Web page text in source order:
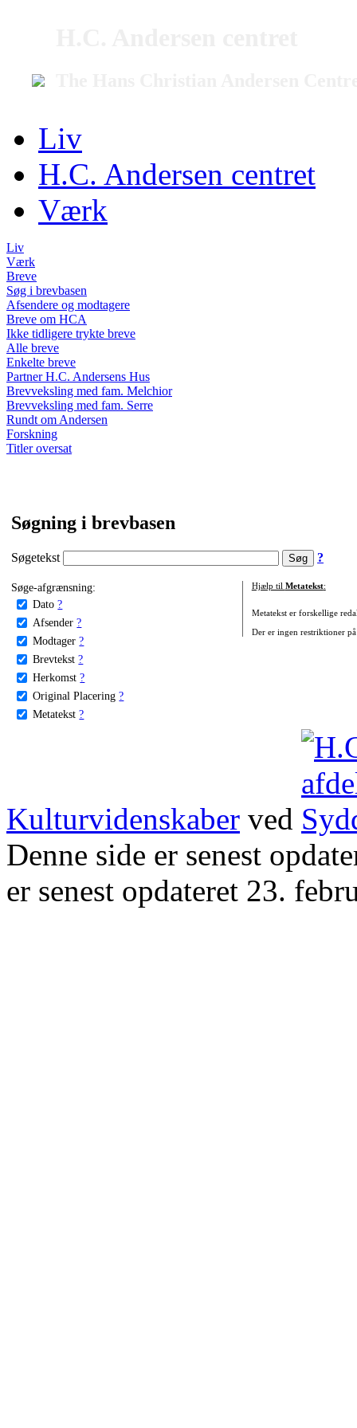
Liv
H.C. Andersen centret
Værk
Liv
Værk
Breve
Søg i brevbasen
Afsendere og modtagere
Breve om HCA
Ikke tidligere trykte breve
Alle breve
Enkelte breve
Partner H.C. Andersens Hus
Brevveksling med fam. Melchior
Brevveksling med fam. Serre
Rundt om Andersen
Forskning
Titler oversat
Søgning i brevbasen
Søgetekst ?
Søge-afgrænsning:
Dato ?
Afsender ?
Modtager ?
Brevtekst ?
Herkomst ?
Original Placering ?
Metatekst ?
Hjælp til Metatekst:
Metatekst er forskellige
Der er ingen restriktioner
Kulturvidenskaber ved
Denne side er senest
er senest opdateret 23.